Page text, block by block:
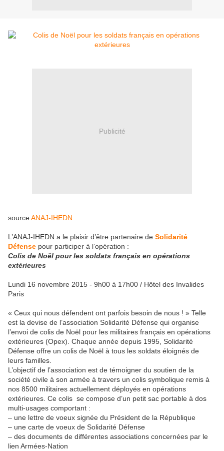
Publicité
sourceANAJ-IHEDN
L’ANAJ-IHEDN a le plaisir d’être partenaire de Solidarité
Défense pour participer à l’opération :
Colis de Noël pour les soldats français en opérations
extérieures
Lundi 16 novembre 2015 - 9h00 à 17h00 / Hôtel des Invalides
Paris
« Ceux qui nous défendent ont parfois besoin de nous ! » Telle
est la devise de l’association Solidarité Défense qui organise
l’envoi de colis de Noël pour les militaires français en opérations
extérieures (Opex). Chaque année depuis 1995, Solidarité
Défense offre un colis de Noël à tous les soldats éloignés de
leurs familles.
L’objectif de l’association est de témoigner du soutien de la
société civile à son armée à travers un colis symbolique remis à
nos 8500 militaires actuellement déployés en opérations
extérieures. Ce colis se compose d’un petit sac portable à dos
multi-usages comportant :
– une lettre de voeux signée du Président de la République
– une carte de voeux de Solidarité Défense
– des documents de différentes associations concernées par le
lien Armées-Nation